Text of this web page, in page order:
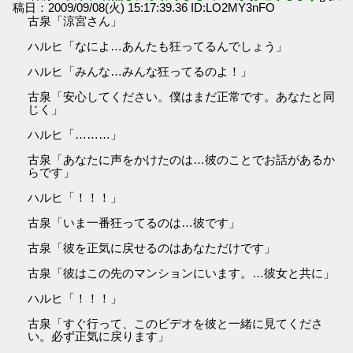
稿日：2009/09/08(火) 15:17:39.36 ID:LO2MY3nFO
古泉「涼宮さん」
ハルヒ「なによ…あんたも狂ってるんでしょう」
ハルヒ「みんな…みんな狂ってるのよ！」
古泉「安心してください。僕はまだ正常です。あなたと同
じく」
ハルヒ「………」
古泉「あなたに声をかけたのは…彼のことでお話があるか
らです」
ハルヒ「！！！」
古泉「いま一番狂ってるのは…彼です」
古泉「彼を正気に戻せるのはあなただけです」
古泉「彼はこの先のマンションにいます。…彼女と共に」
ハルヒ「！！！」
古泉「すぐ行って、このビデオを彼と一緒に見てくださ
い。必ず正気に戻ります」